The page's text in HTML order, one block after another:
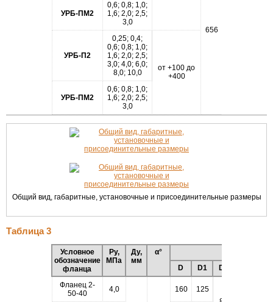
656
УРБ-ПМ2
0,6; 0,8; 1,0;
1,6; 2,0; 2,5;
3,0
УРБ-П2
0,25; 0,4;
0,6; 0,8; 1,0;
1,6; 2,0; 2,5;
3,0; 4,0; 6,0;
8,0; 10,0
от +100 до
+400
УРБ-ПМ2
0,6; 0,8; 1,0;
1,6; 2,0; 2,5;
3,0
Общий вид, габаритные, установочные и присоединительные размеры
Таблица 3
Условное
обозначение
фланца
Ру,
МПа
Ду,
мм
α°
D
D1 D4
Фланец 2-
50-40
4,0 160
125